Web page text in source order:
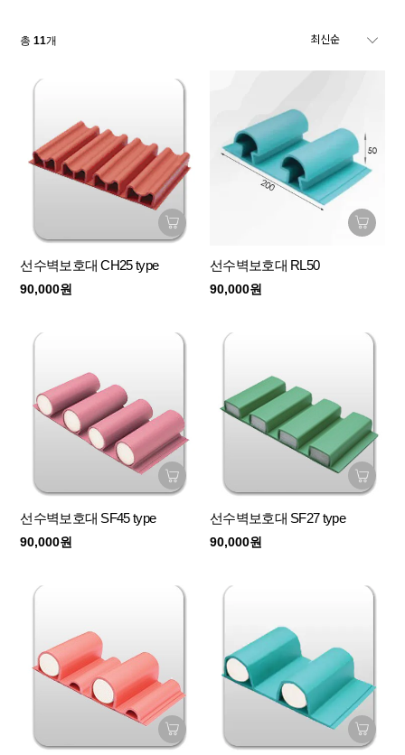
총11개
선수벽보호대 CH25 type
90,000원
선수벽보호대 RL50
90,000원
선수벽보호대 SF45 type
90,000원
선수벽보호대 SF27 type
90,000원